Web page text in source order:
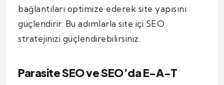
bağlantıları optimize ederek site yapısını
güçlendirir. Bu adımlarla site içi SEO
stratejinizi güçlendirebilirsiniz.
Parasite SEO ve SEO’da E-A-T